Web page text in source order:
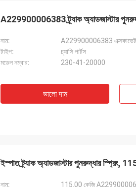
A229900006383 ট্র্যাক অ্যাডজাস্টার
নাম:
A229900006383
টাইপ:
চ্যাসি পার্টস
মডেল নম্বার:
230-41-20000
ভালো দাম
ইস্পাত ট্র্যাক অ্যাডজাস্টার পুনরুদ্ধার স্প্রিং,
নাম:
115.00 কেজি